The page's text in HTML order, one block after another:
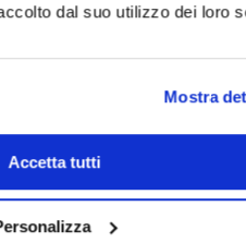
dal suo utilizzo dei loro
Mostra
Accetta tutti
Prezzo più basso: